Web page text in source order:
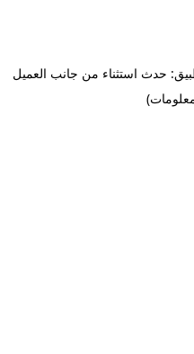
حدث استثناء من جانب العميل